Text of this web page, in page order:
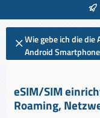
Wie gebe ich die die
Android
eSIM/SIM
Roaming,